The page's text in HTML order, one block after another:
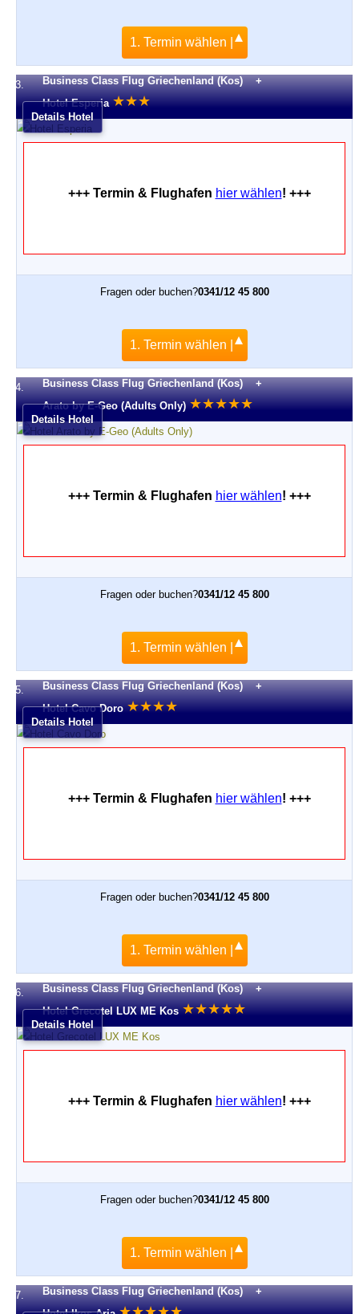
1. Termin wählen |
3.
Business Class Flug Griechenland (Kos) +
Hotel Esperia ★★★
Details Hotel
+++ Termin & Flughafen hier wählen! +++
Fragen oder buchen?0341/12 45 800
1. Termin wählen |
4.
Business Class Flug Griechenland (Kos) +
Arato by E-Geo (Adults Only) ★★★★★
Details Hotel
+++ Termin & Flughafen hier wählen! +++
Fragen oder buchen?0341/12 45 800
1. Termin wählen |
5.
Business Class Flug Griechenland (Kos) +
Hotel Cavo Doro ★★★★
Details Hotel
+++ Termin & Flughafen hier wählen! +++
Fragen oder buchen?0341/12 45 800
1. Termin wählen |
6.
Business Class Flug Griechenland (Kos) +
Hotel Grecotel LUX ME Kos ★★★★★
Details Hotel
+++ Termin & Flughafen hier wählen! +++
Fragen oder buchen?0341/12 45 800
1. Termin wählen |
7.
Business Class Flug Griechenland (Kos) +